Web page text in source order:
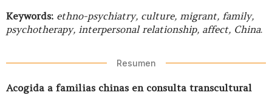
Keywords: ethno-psychiatry, culture, migrant, family,
psychotherapy, interpersonal relationship, affect, China.
Resumen
Acogida a familias chinas en consulta transcultural